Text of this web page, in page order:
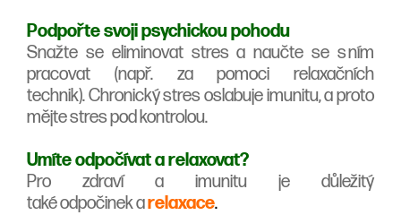
Podpořte svoji psychickou pohodu
Snažte se eliminovat stres a naučte se s ním
pracovat (např. za pomoci relaxačních
technik). Chronický stres oslabuje imunitu, a proto
mějte stres pod kontrolou.
Umíte odpočívat a relaxovat?
Pro zdraví a imunitu je důležitý
také odpočinek arelaxace.